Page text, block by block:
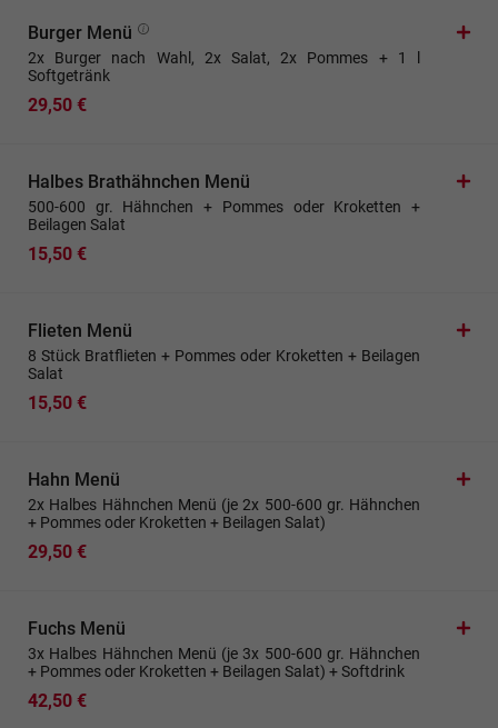
Burger Menü
2x Burger nach Wahl, 2x Salat, 2x Pommes + 1 l
Softgetränk
29,50 €
Halbes Brathähnchen Menü
500-600 gr. Hähnchen + Pommes oder Kroketten +
Beilagen Salat
15,50 €
Flieten Menü
8 Stück Bratflieten + Pommes oder Kroketten + Beilagen
Salat
15,50 €
Hahn Menü
2x Halbes Hähnchen Menü (je 2x 500-600 gr. Hähnchen
+ Pommes oder Kroketten + Beilagen Salat)
29,50 €
Fuchs Menü
3x Halbes Hähnchen Menü (je 3x 500-600 gr. Hähnchen
+ Pommes oder Kroketten + Beilagen Salat) + Softdrink
42,50 €